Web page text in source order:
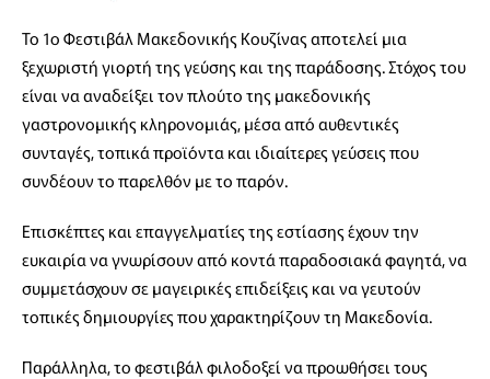
Το 1ο Φεστιβάλ Μακεδονικής Κουζίνας αποτελεί μια
ξεχωριστή γιορτή της γεύσης και της παράδοσης. Στόχος του
είναι να αναδείξει τον πλούτο της μακεδονικής
γαστρονομικής κληρονομιάς, μέσα από αυθεντικές
συνταγές, τοπικά προϊόντα και ιδιαίτερες γεύσεις που
συνδέουν το παρελθόν με το παρόν.
Επισκέπτες και επαγγελματίες της εστίασης έχουν την
ευκαιρία να γνωρίσουν από κοντά παραδοσιακά φαγητά, να
συμμετάσχουν σε μαγειρικές επιδείξεις και να γευτούν
τοπικές δημιουργίες που χαρακτηρίζουν τη Μακεδονία.
Παράλληλα, το φεστιβάλ φιλοδοξεί να προωθήσει τους